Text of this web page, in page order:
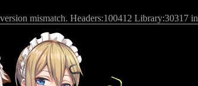
mismatch. Headers:100412 Library:30317 in